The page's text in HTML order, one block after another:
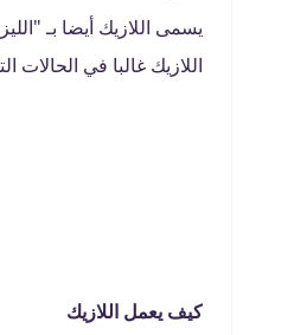
اللازيك غالبا في
كيف يعمل اللازيك